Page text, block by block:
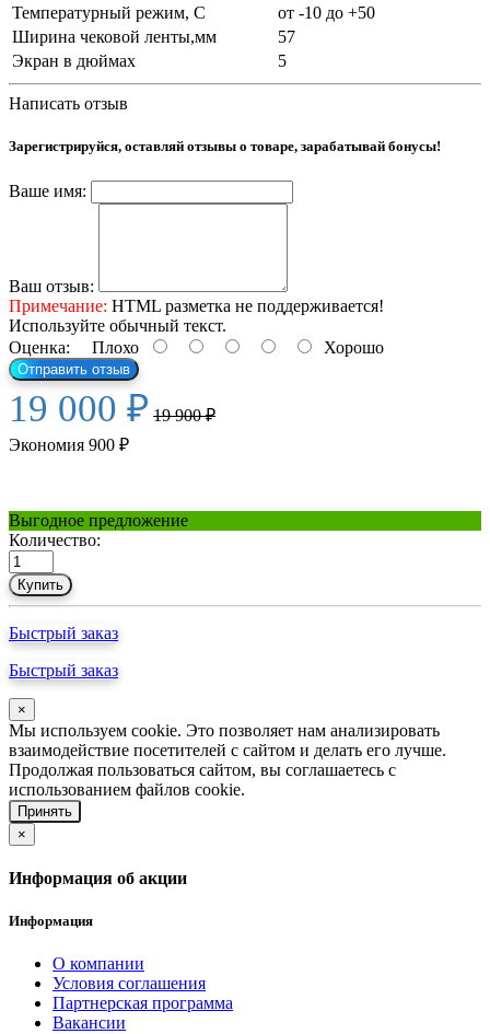
Температурный режим, С
от -10 до +50
Ширина чековой ленты,мм
57
Экран в дюймах
5
Написать отзыв
Зарегистрируйся, оставляй отзывы о товаре, зарабатывай бонусы!
Ваше имя:
Ваш отзыв:
Примечание: HTML разметка не поддерживается!
Используйте обычный текст.
Оценка: Плохо Хорошо
Отправить отзыв
19 000 ₽ 19 900 ₽
Экономия 900 ₽
Выгодное предложение
Количество:
Купить
Быстрый заказ
Быстрый заказ
×
Мы используем cookie. Это позволяет нам анализировать
взаимодействие посетителей с сайтом и делать его лучше.
Продолжая пользоваться сайтом, вы соглашаетесь с
использованием файлов cookie.
Принять
×
Информация об акции
Информация
О компании
Условия соглашения
Партнерская программа
Вакансии